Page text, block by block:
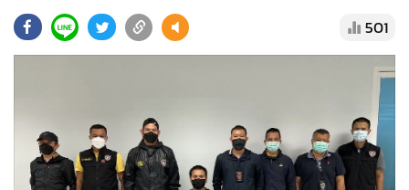
• Good health & Well-being
• Green Innovation & SD
Infographic
การเมือง
501